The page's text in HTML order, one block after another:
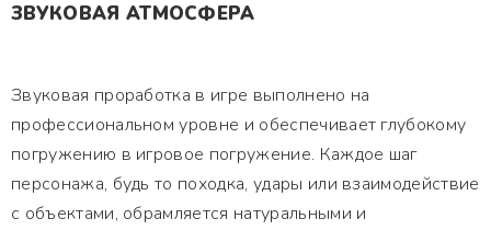
ЗВУКОВАЯ АТМОСФЕРА
Звуковая проработка в игре выполнено на
профессиональном уровне и обеспечивает глубокому
погружению в игровое погружение. Каждое шаг
персонажа, будь то походка, удары или взаимодействие
с объектами, обрамляется натуральными и